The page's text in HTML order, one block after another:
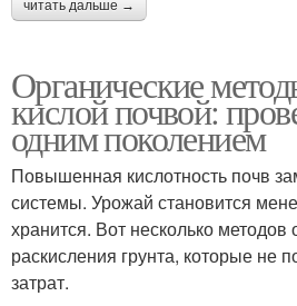
читать дальше →
Органические
кислой почвой:
одним поколением
Повышенная кислотность почв
системы. Урожай становится
хранится. Вот несколько методов
раскисления грунта, которые не
затрат.